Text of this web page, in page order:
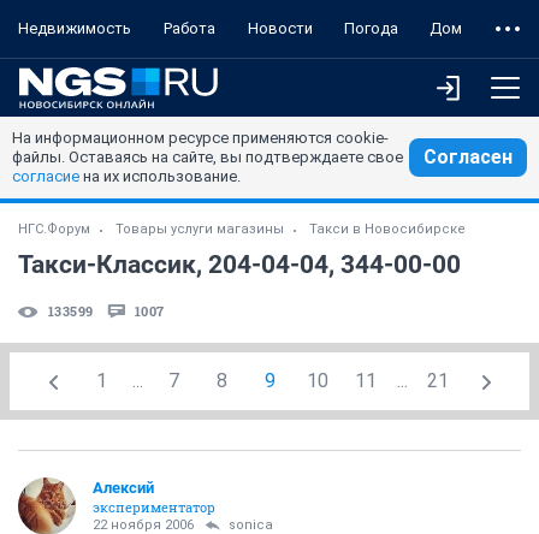
Недвижимость Работа Новости Погода Дом
На информационном ресурсе применяются cookie-
файлы. Оставаясь на сайте, вы подтверждаете свое
согласие на их использование.
Согласен
НГС.Форум Товары услуги магазины Такси в Новосибирске
Такси-Классик, 204-04-04, 344-00-00
133599 1007
1 ... 7 8 9 10 11 ... 21
Алексий
экспериментатор
22 ноября 2006 sonica